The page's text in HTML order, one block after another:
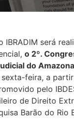
IBRADIM será
o 2º.
do
feira, a partir
pelo
de Direito
Barão do Rio